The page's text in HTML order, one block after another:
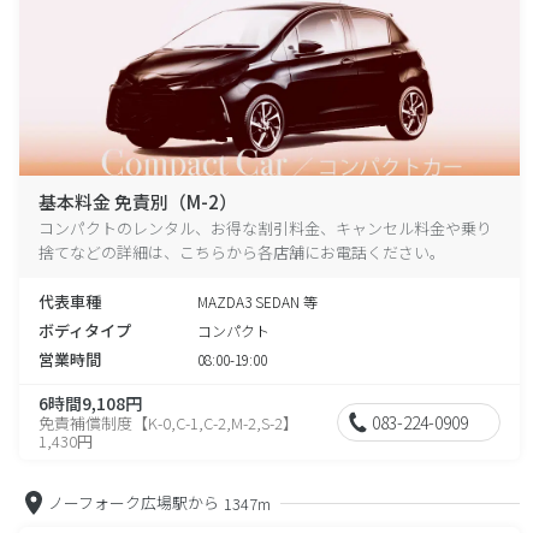
基本料金 免責別（M-2）
コンパクトのレンタル、お得な割引料金、キャンセル料金や乗り
捨てなどの詳細は、こちらから各店舗にお電話ください。
代表車種 MAZDA3 SEDAN 等
ボディタイプ コンパクト
営業時間 08:00-19:00
6時間9,108円
免責補償制度【K-0,C-1,C-2,M-2,S-2】
1,430円
083-224-0909
ノーフォーク広場駅から 1347m